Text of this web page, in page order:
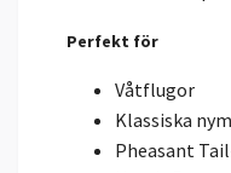
Perfekt för
Våtflugor
Klassiska
Pheasant